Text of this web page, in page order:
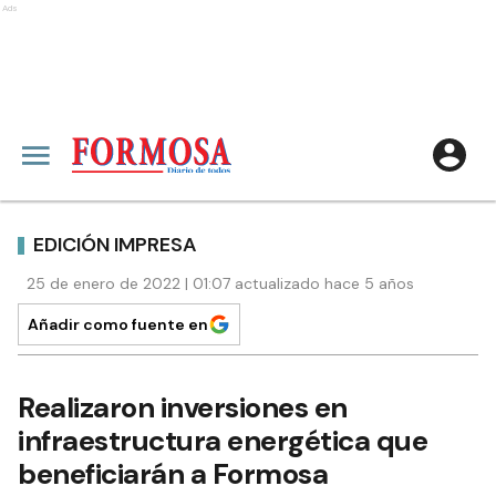
Ads
EDICIÓN IMPRESA
25 de enero de 2022 | 01:07 actualizado hace 5 años
Añadir como fuente en
Realizaron inversiones en
infraestructura energética que
beneficiarán a Formosa